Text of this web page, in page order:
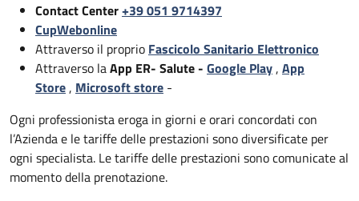
Contact Center+39 051 9714397
CupWebonline
Attraverso il proprio Fascicolo Sanitario Elettronico
Attraverso laApp ER- Salute - Google Play, App
Store, Microsoft store -
Ogni professionista eroga in giorni e orari concordati con
l’Azienda e le tariffe delle prestazioni sono diversificate per
ogni specialista. Le tariffe delle prestazioni sono comunicate al
momento della prenotazione.